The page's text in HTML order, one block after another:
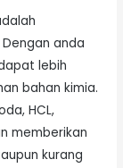
anda
lebih
bahan kimia.
HCL,
memberikan
kurang